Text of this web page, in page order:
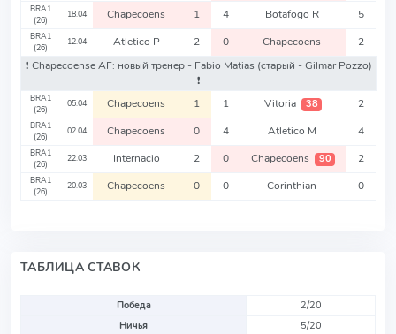
BRA1
(26)
18.04 Chapecoens 1 4 Botafogo R 5
BRA1
(26)
12.04 Atletico P 2 0 Chapecoens
2
❗️ Chapecoense AF: новый тренер - Fabio Matias (старый - Gilmar Pozzo)
❗️
BRA1
(26)
05.04 Chapecoens 1 1 Vitoria 38 2
BRA1
(26)
02.04 Chapecoens 0 4 Atletico M 4
BRA1
(26)
22.03 Internacio 2 0 Chapecoens 90 2
BRA1
(26)
20.03 Chapecoens 0 0 Corinthian 0
ТАБЛИЦА СТАВОК
Победа
2/20
Ничья
5/20